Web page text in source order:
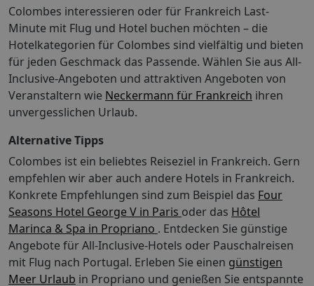
Hotel, Ausflüge oder Mietwagen) mit einem separat
dazu gebuchten Flug Reisen von deutschen
Abflughäfen zu den Zielflughäfen EuroAirport Basel
und Salzburg sowie innerdeutschen Flugreisen Abflüge
von ausländischen Flughäfen, auch nicht für die
innerdeutsche Strecke bis zur Grenze Für aus dem
Ausland anreisende TUI Deutschland Gäste gilt für
Abflüge ab deutschen Flughäfen das Zug zum Flug
Ticket ab der Grenze innerhalb Deutschlands. Bei
Buchung einer Paketreise im Internet ist das Zug zum
Flug Ticket bereits inkludiert. Das Zug zum Flug Ticket
ist eine Kooperation mit der Deutschen Bahn AG. Mehr
Informationen finden Sie auf
http://www.tui.com/service-kontakt/zug-zum-flug/.
Privattransfer ist bei vielen Hotels zubuchbar.
Ausgenommen bei Individuell-Buchungen
Reiseexperten sind während Ihres Urlaubs 24 Stunden
(am Tag persönlich, telefonisch oder per E-Mail)
Colombes interessieren oder für Frankreich Last-
Minute mit Flug und Hotel buchen möchten – die
Hotelkategorien für Colombes sind vielfältig und bieten
für jeden Geschmack das Passende. Wählen Sie aus All-
Inclusive-Angeboten und attraktiven Angeboten von
Veranstaltern wie Neckermann für Frankreich ihren
unvergesslichen Urlaub.
Alternative Tipps
Colombes ist ein beliebtes Reiseziel in Frankreich. Gern
empfehlen wir aber auch andere Hotels in Frankreich.
Konkrete Empfehlungen sind zum Beispiel das Four
Seasons Hotel George V in Paris oder das Hôtel
Marinca & Spa in Propriano . Entdecken Sie günstige
Angebote für All-Inclusive-Hotels oder Pauschalreisen
mit Flug nach Portugal. Erleben Sie einen günstigen
Meer Urlaub in Propriano und genießen Sie entspannte